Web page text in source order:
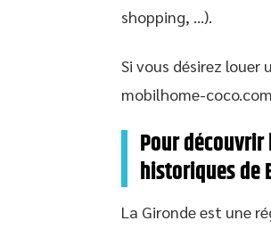
shopping, …).
Si vous désirez louer
mobilhome-
Pour
historiques de
La Gironde est une